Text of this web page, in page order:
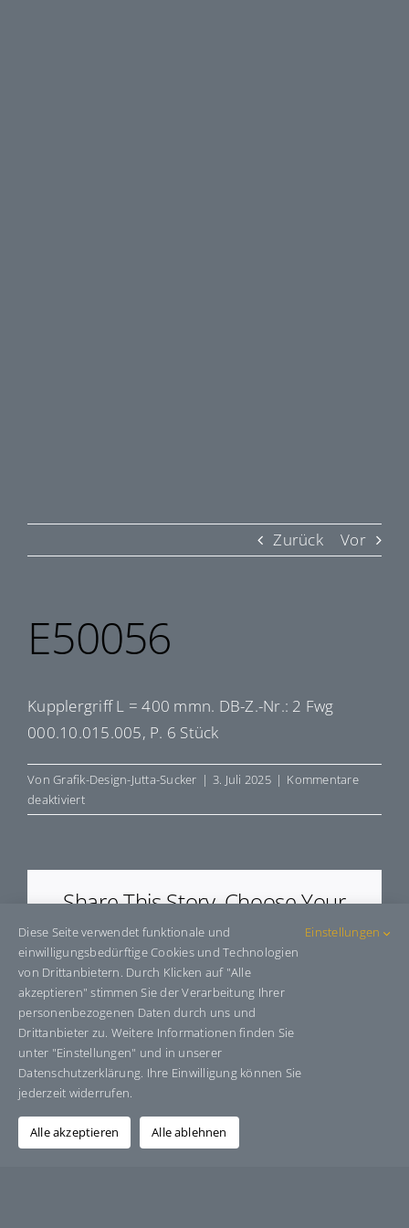
Zurück Vor
E50056
Kupplergriff L = 400 mmn. DB-Z.-Nr.: 2 Fwg
000.10.015.005, P. 6 Stück
VonGrafik-Design-Jutta-Sucker | 3. Juli 2025 | Kommentare
deaktiviertfür
E50056
Share This Story, Choose Your
Platform!
Facebook Bluesky WhatsAppTelegram
E-
Mail
Über den Autor: Grafik-Design-Jutta-Sucker
Diese Seite verwendet funktionale und
einwilligungsbedürftige Cookies und Technologien
von Drittanbietern. Durch Klicken auf "Alle
akzeptieren" stimmen Sie der Verarbeitung Ihrer
personenbezogenen Daten durch uns und
Drittanbieter zu. Weitere Informationen finden Sie
unter "Einstellungen" und in unserer
Datenschutzerklärung. Ihre Einwilligung können Sie
jederzeit widerrufen.
Einstellungen
Alle akzeptieren Alle ablehnen